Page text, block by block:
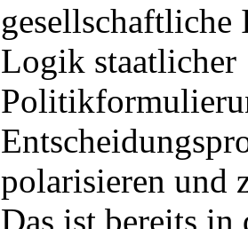
gesellschaftliche
Logik staatlicher
polarisieren und
Das ist bereits in